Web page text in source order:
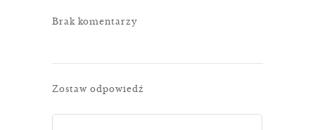
Brak komentarzy
Zostaw odpowiedź